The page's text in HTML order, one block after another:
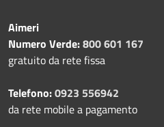
Aimeri
Numero Verde:800 601 167
gratuito da rete fissa
Telefono:0923 556942
da rete mobile a pagamento